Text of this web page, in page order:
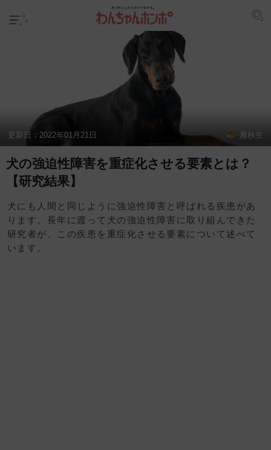
更新日： 2022年01月21日 雁秋生
犬の強迫性障害を重症化させる要素とは？
【研究結果】
犬にも人間と同じように強迫性障害と呼ばれる疾患があ
ります。長年に渡って犬の強迫性障害に取り組んできた
研究者が、この疾患を重症化させる要素について述べて
います。